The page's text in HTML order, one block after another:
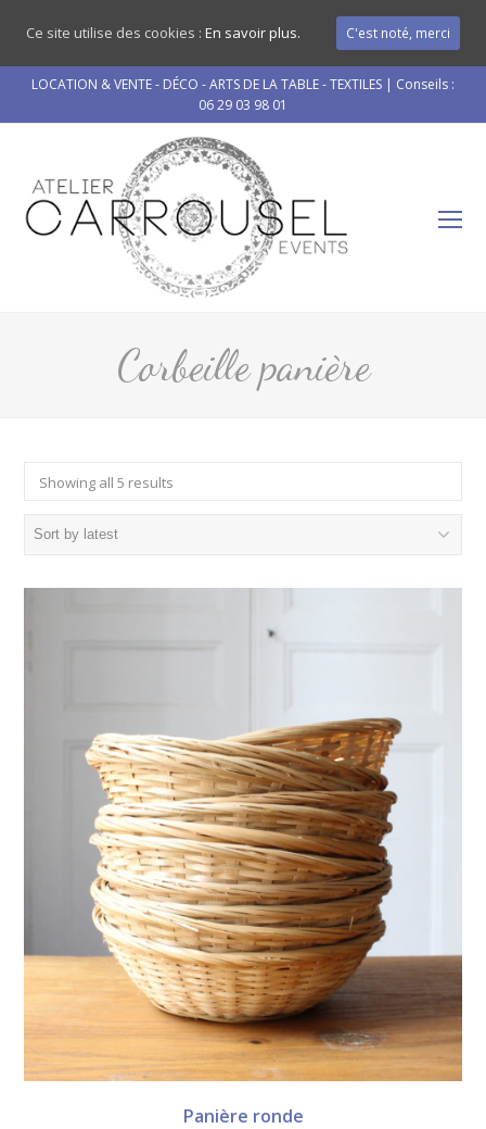
LOCATION & VENTE - DÉCO - ARTS DE LA TABLE - TEXTILES | Conseils :
06 29 03 98 01
Corbeille panière
Showing all 5 results
Panière ronde
Ce site utilise des cookies : En savoir plus. C'est noté, merci